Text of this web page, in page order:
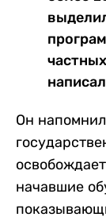
Он
начавшие